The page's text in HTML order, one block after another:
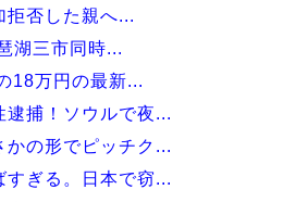
拒否した親へ...
湖三市同時...
18万円の最新...
逮捕！ソウルで夜...
かの形でピッチク...
すぎる。日本で窃...